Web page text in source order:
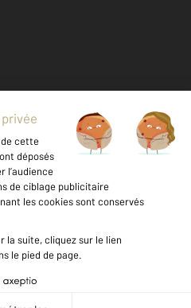
et Barèmes d'honoraires
des cookies
BILLANCOURT (92100)